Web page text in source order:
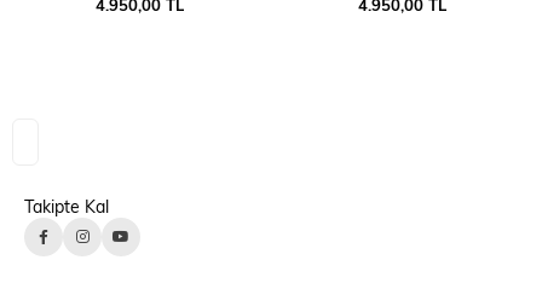
4.950,00 TL 4.950,00 TL
Takipte Kal